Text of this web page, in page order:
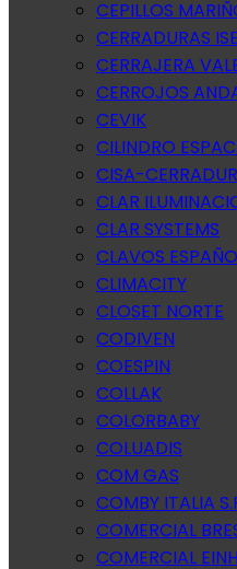
CEPILLOS
CERRADURAS
CERRAJERA
CERROJOS
CEVIK
CILINDRO
CISA-
CLAR
CLAR SYSTEMS
CLAVOS
CLIMACITY
CLOSET NORTE
CODIVEN
COESPIN
COLLAK
COLORBABY
COLUADIS
COM GAS
COMBY ITALIA
COMERCIAL
COMERCIAL